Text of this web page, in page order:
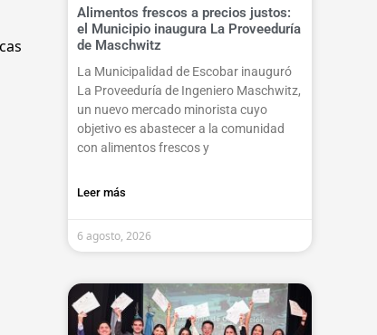
Alimentos frescos a precios justos:
el Municipio inaugura La Proveeduría
de Maschwitz
La Municipalidad de Escobar inauguró
La Proveeduría de Ingeniero Maschwitz,
un nuevo mercado minorista cuyo
objetivo es abastecer a la comunidad
con alimentos frescos y
Leer más
6 agosto, 2026